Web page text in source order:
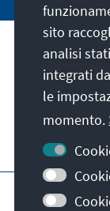
La nostra
Contatto
Altre offerte
sito
analisi
integrati
le
momento.